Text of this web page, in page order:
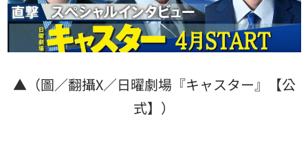
▲（圖／翻攝X／日曜劇場『キャスター』【公
式】）